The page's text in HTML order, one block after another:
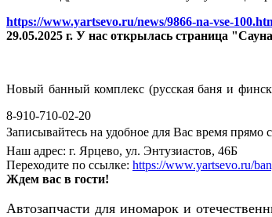
https://www.yartsevo.ru/news/9866-na-vse-
29.05.2025 г. У нас открылась страница
Новый банный комплекс (русская баня и
8-910-710-02-20
Записывайтесь на удобное для Вас время прямо
Наш адрес: г. Ярцево, ул. Энтузиастов, 46Б
Переходите по ссылке: https://www.yartsevo.ru/
Ждем вас в гости!
Автозапчасти для иномарок и